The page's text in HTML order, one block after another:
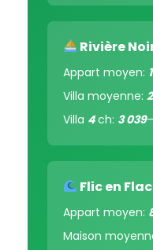
Rivière
Appart moyen:
Villa moyenne:
Villa 4ch: 3 039–
Flic en Flac
Appart moyen:
Maison